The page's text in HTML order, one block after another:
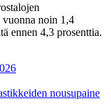
vuonna noin 1,4
ennen 4,3 prosenttia.
nousupaine